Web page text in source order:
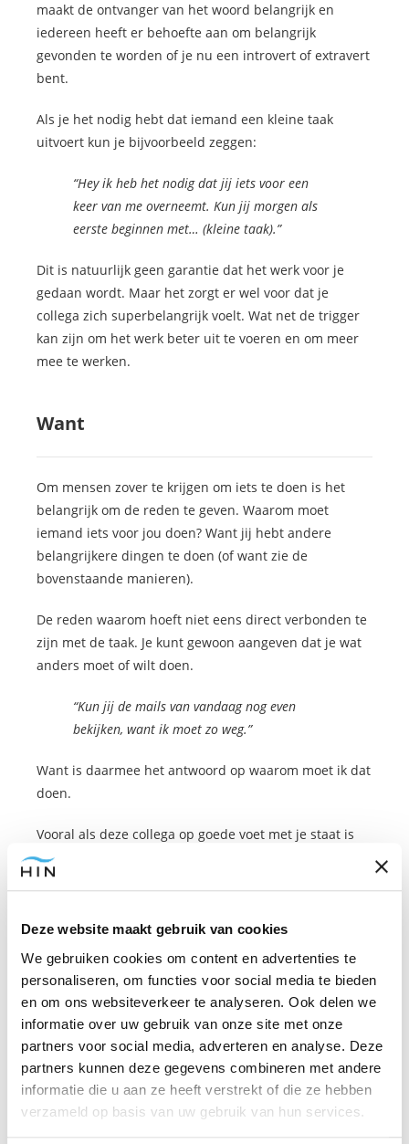
Deze website maakt gebruik van cookies
We gebruiken cookies om content en advertenties te
personaliseren, om functies voor social media te bieden
en om ons websiteverkeer te analyseren. Ook delen we
informatie over uw gebruik van onze site met onze
partners voor social media, adverteren en analyse. Deze
partners kunnen deze gegevens combineren met andere
informatie die u aan ze heeft verstrekt of die ze hebben
verzameld op basis van uw gebruik van hun services.
maakt de ontvanger van het woord belangrijk en
iedereen heeft er behoefte aan om belangrijk
gevonden te worden of je nu een introvert of extravert
bent.
Als je het nodig hebt dat iemand een kleine taak
uitvoert kun je bijvoorbeeld zeggen:
“Hey ik heb het nodig dat jij iets voor een
keer van me overneemt. Kun jij morgen als
eerste beginnen met… (kleine taak).”
Dit is natuurlijk geen garantie dat het werk voor je
gedaan wordt. Maar het zorgt er wel voor dat je
collega zich superbelangrijk voelt. Wat net de trigger
kan zijn om het werk beter uit te voeren en om meer
mee te werken.
Want
Om mensen zover te krijgen om iets te doen is het
belangrijk om de reden te geven. Waarom moet
iemand iets voor jou doen? Want jij hebt andere
belangrijkere dingen te doen (of want zie de
bovenstaande manieren).
De reden waarom hoeft niet eens direct verbonden te
zijn met de taak. Je kunt gewoon aangeven dat je wat
anders moet of wilt doen.
“Kun jij de mails van vandaag nog even
bekijken, want ik moet zo weg.”
Want is daarmee het antwoord op waarom moet ik dat
doen.
Vooral als deze collega op goede voet met je staat is
de kans groot dat hij/zij hier vatbaar voor is. Dus dit
woord werkt misschien niet direct bij die collega waar
hypnotische woorden hebt gebruikt en je na verloop
die je aan je repertoire kunt toevoegen.
Overtuigingen veranderen om je er
minder van aan te trekken